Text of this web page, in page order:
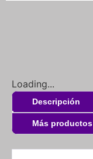
Loading...
Descripción
Más productos